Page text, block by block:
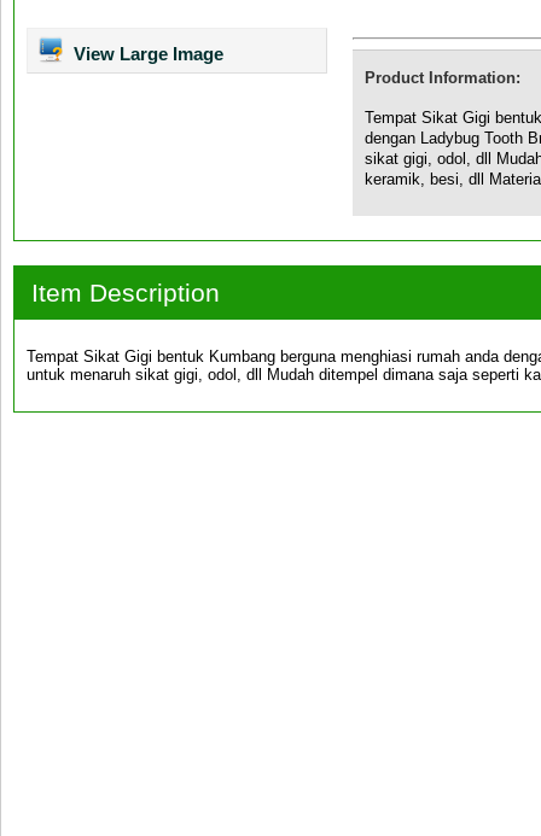
View Large Image
Product Information:
Tempat Sikat Gigi
dengan Ladybug Tooth
sikat gigi, odol, dll
keramik, besi, dll
Item Description
Tempat Sikat Gigi bentuk Kumbang berguna menghiasi rumah anda
untuk menaruh sikat gigi, odol, dll Mudah ditempel dimana saja seperti